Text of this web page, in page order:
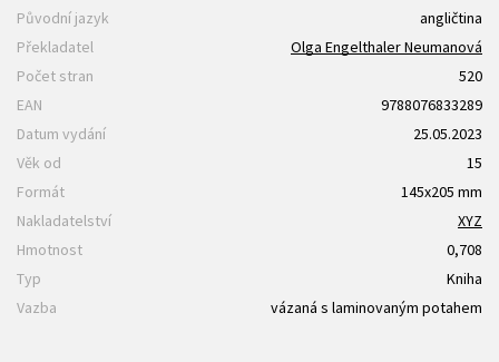
Původní jazyk
angličtina
Překladatel
Olga Engelthaler Neumanová
Počet stran
520
EAN
9788076833289
Datum vydání
25.05.2023
Věk od
15
Formát
145x205 mm
Nakladatelství
XYZ
Hmotnost
0,708
Typ
Kniha
Vazba
vázaná s laminovaným potahem